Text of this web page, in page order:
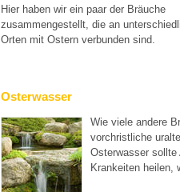
Hier haben wir ein paar der Bräuche
zusammengestellt, die an
Orten mit Ostern verbunden sind.
Osterwasser
Wie viele andere
vorchristliche
Osterwasser sollte
Krankeiten heilen,